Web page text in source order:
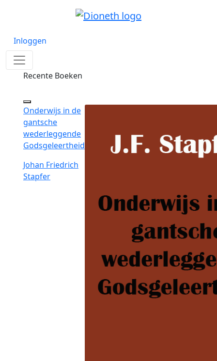
Inloggen
Recente Boeken
Onderwijs in de
gantsche
wederleggende
Godsgeleertheid
Johan Friedrich
Stapfer